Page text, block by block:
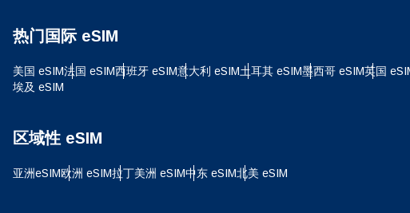
热门国际 eSIM
美国 eSIM法国 eSIM西班牙 eSIM意大利 eSIM土耳其 eSIM墨西哥 eSIM英国
埃及 eSIM
区域性 eSIM
亚洲eSIM欧洲 eSIM拉丁美洲 eSIM中东 eSIM北美 eSIM
English